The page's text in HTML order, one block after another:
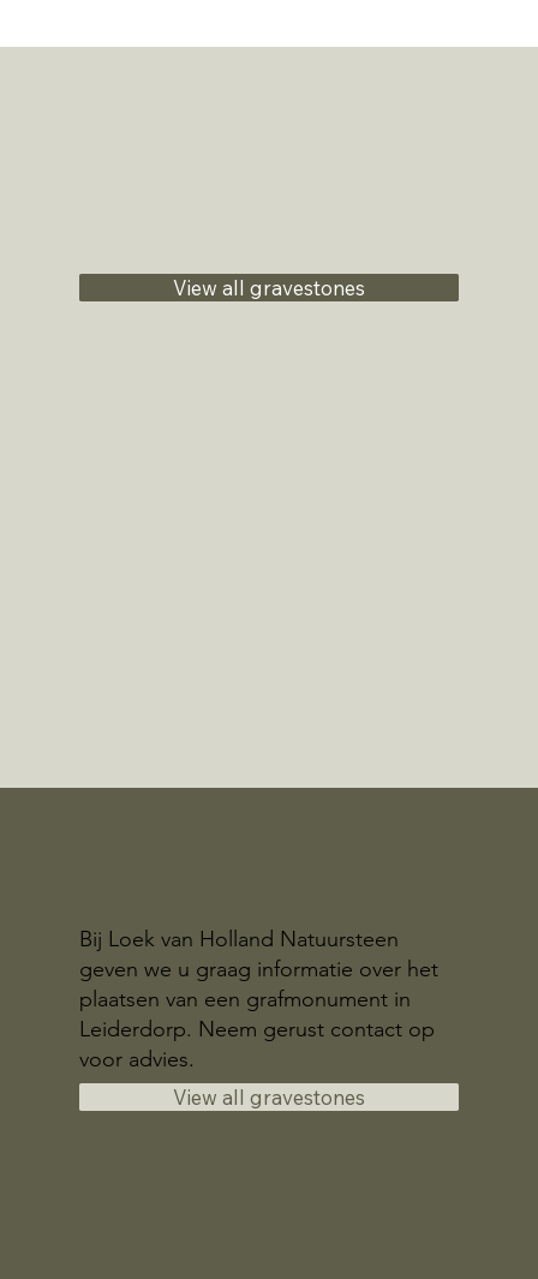
View all gravestones
Bij Loek van Holland Natuursteen
geven we u graag informatie over het
plaatsen van een grafmonument in
Leiderdorp. Neem gerust contact op
voor advies.
View all gravestones